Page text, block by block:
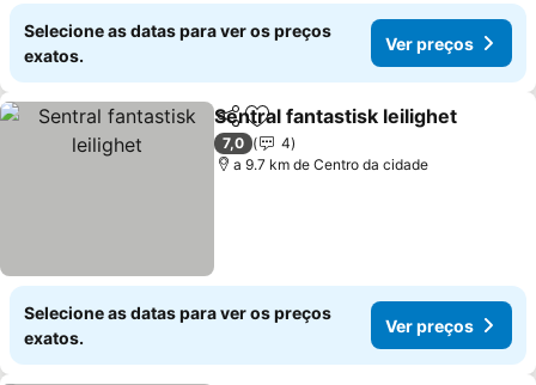
Selecione as datas para ver os preços
exatos.
Ver preços
PartilharAdicionar aos favoritos
Sentral fantastisk leilighet
7,0
4
a 9.7 km de Centro da cidade
Selecione as datas para ver os preços
exatos.
Ver preços